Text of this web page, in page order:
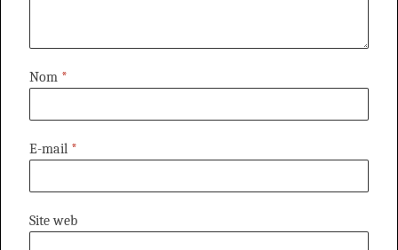
Nom *
E-mail *
Site web